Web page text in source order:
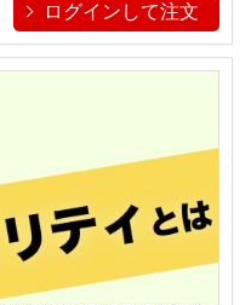
ログインして注文